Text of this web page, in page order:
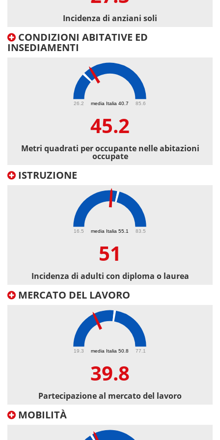
Incidenza di anziani soli
CONDIZIONI ABITATIVE ED
INSEDIAMENTI
media Italia 40.7
26.2 85.6
45.2
Metri quadrati per occupante nelle abitazioni
occupate
ISTRUZIONE
media Italia 55.1
16.5 83.5
51
Incidenza di adulti con diploma o laurea
MERCATO DEL LAVORO
media Italia 50.8
19.3 77.1
39.8
Partecipazione al mercato del lavoro
MOBILITÀ